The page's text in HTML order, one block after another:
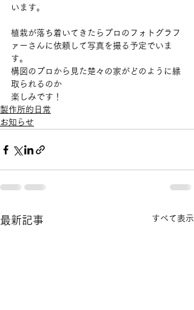
います。
植栽が落ち着いてきたらプロのフォトグラフ
ァーさんに依頼して写真を撮る予定でいま
す。
構図のプロから見た楚々の家がどのように縁
取られるのか
楽しみです！
製作所的日常
お知らせ
最新記事 すべて表示